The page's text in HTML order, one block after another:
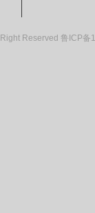
Reserved 鲁ICP备